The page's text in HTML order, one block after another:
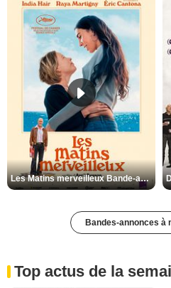
Les Matins merveilleux Bande-annonce VF
Bandes-annonces à
Top actus de la